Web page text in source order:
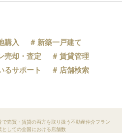
購入
新築一戸建て
売却・査定
賃貸管理
るサポート
店舗検索
売買・賃貸の両方を取り扱う不動産仲介フラン
としての全国における店舗数